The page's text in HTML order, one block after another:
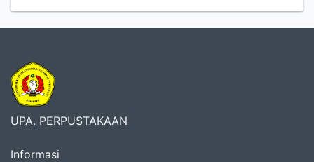
UPA. PERPUSTAKAAN
Informasi